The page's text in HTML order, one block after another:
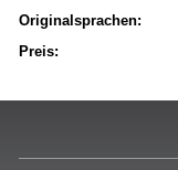
Originalsprachen:
Preis: